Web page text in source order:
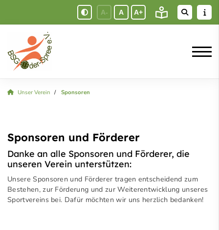
A- A A+
Unser Verein Sponsoren
Sponsoren und Förderer
Danke an alle Sponsoren und Förderer, die
unseren Verein unterstützen:
Unsere Sponsoren und Förderer tragen entscheidend zum
Bestehen, zur Förderung und zur Weiterentwicklung unseres
Sportvereins bei. Dafür möchten wir uns herzlich bedanken!